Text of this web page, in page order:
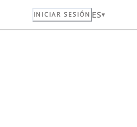
INICIAR SESIÓN ES